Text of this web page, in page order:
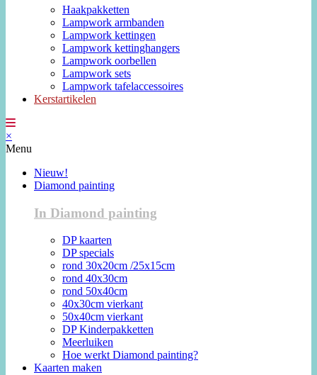
Haakpakketten
Lampwork armbanden
Lampwork kettingen
Lampwork kettinghangers
Lampwork oorbellen
Lampwork sets
Lampwork tafelaccessoires
Kerstartikelen
×
Menu
Nieuw!
Diamond painting
In Diamond painting
DP kaarten
DP specials
rond 30x20cm /25x15cm
rond 40x30cm
rond 50x40cm
40x30cm vierkant
50x40cm vierkant
DP Kinderpakketten
Meerluiken
Hoe werkt Diamond painting?
Kaarten maken